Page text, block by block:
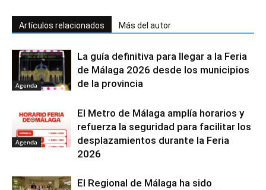
Artículos relacionados Más del autor
Agenda
La guía definitiva para llegar a la Feria
de Málaga 2026 desde los municipios
de la provincia
Agenda
El Metro de Málaga amplía horarios y
refuerza la seguridad para facilitar los
desplazamientos durante la Feria
2026
El Regional de Málaga ha sido